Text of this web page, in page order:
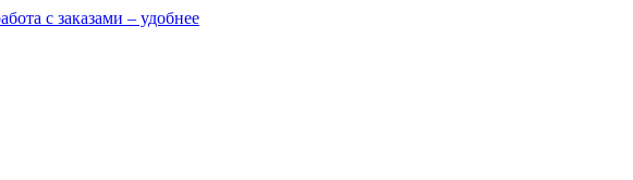
с заказами – удобнее